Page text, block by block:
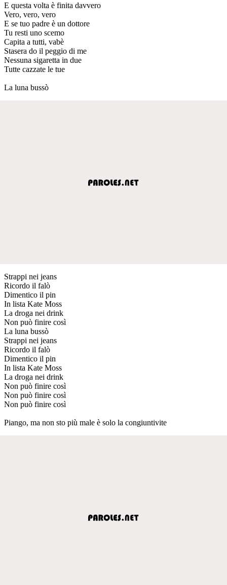
E questa volta è finita davvero
Vero, vero, vero
E se tuo padre è un dottore
Tu resti uno scemo
Capita a tutti, vabè
Stasera do il peggio di me
Nessuna sigaretta in due
Tutte cazzate le tue
La luna bussò
Strappi nei jeans
Ricordo il falò
Dimentico il pin
In lista Kate Moss
La droga nei drink
Non può finire così
La luna bussò
Strappi nei jeans
Ricordo il falò
Dimentico il pin
In lista Kate Moss
La droga nei drink
Non può finire così
Non può finire così
Non può finire così
Piango, ma non sto più male è solo la congiuntivite